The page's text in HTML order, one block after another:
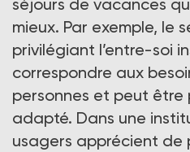
séjours de vacances
mieux. Par exemple, le
privilégiant l’entre-soi
correspondre aux
personnes et peut être
adapté. Dans une
usagers apprécient de